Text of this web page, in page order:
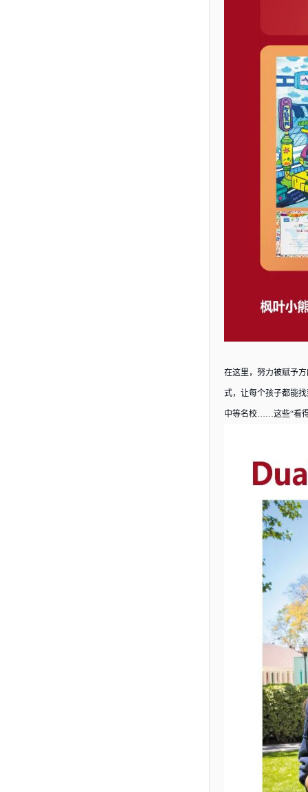
在这里，努力被赋予
式，让每个孩子都能找
中等名校……这些“看